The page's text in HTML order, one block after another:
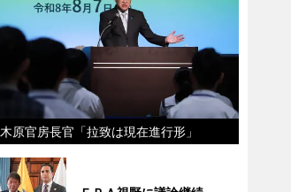
木原官房長官「拉致は現在進行形」